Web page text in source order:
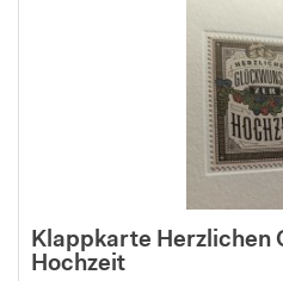
Klappkarte Herzlichen
Hochzeit